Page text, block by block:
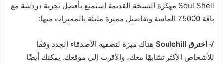
Soul Shell مهكرة النسخة القديمة استمتع بأفضل تجربة دردشة مع
باقة 75000 الماسة وتفاصيل مميزة مليئة بالمميزات منها:
√ اخترق Soulchill
هناك ميزة لتصفية الأصدقاء الجدد وفقًا
للأشخاص الأكثر تشابهًا معك، والأقرب إلى موقعك. يمكنك أيضًا